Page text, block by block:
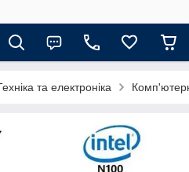
та електроніка